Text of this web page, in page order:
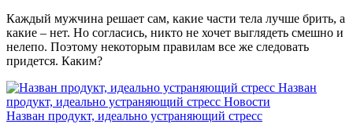
Каждый мужчина решает сам, какие части тела лучше брить, а
какие – нет. Но согласись, никто не хочет выглядеть смешно и
нелепо. Поэтому некоторым правилам все же следовать
придется. Каким?
Назван
продукт, идеально устраняющий стресс Новости
Назван продукт, идеально устраняющий стресс